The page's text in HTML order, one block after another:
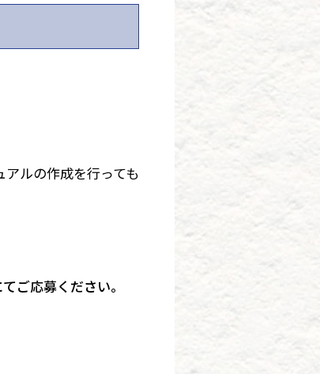
ルの作成を行っても
ご応募ください。